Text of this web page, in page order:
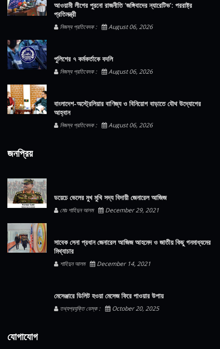
আওয়ামী লীগের পুরনো রাজনীতি ‘জঙ্গিবাদের ন্যারেটিভ’: পররাষ্ট্র
প্রতিমন্ত্রী
নিজস্ব প্রতিবেদক : August 06, 2026
পুলিশের ৭ কর্মকর্তাকে বদলি
নিজস্ব প্রতিবেদক : August 06, 2026
বাংলাদেশ-অস্ট্রেলিয়ার বাণিজ্য ও বিনিয়োগ বাড়াতে যৌথ উদ্যোগের
আহ্বান
নিজস্ব প্রতিবেদক : August 06, 2026
জনপ্রিয়
ডয়েচে ভেলের মুখ মুখি সদ্য বিদায়ী জেনারেল আজিজ
মোঃ শাহিদুন আলম December 29, 2021
সাবেক সেনা প্রধান জেনারেল আজিজ আহমেদ ও জাতীয় কিছু গনমাধ্যমের
মিথ্যাচার
শাহিদুন আলম December 14, 2021
মেসেঞ্জারে ডিলিট হওয়া মেসেজ ফিরে পাওয়ার উপায়
তথ্যপ্রযুক্তি ডেস্ক : October 20, 2025
যোগাযোগ